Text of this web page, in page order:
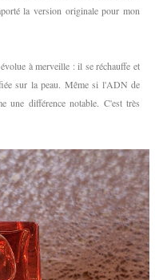
la version originale pour mon
évolue à merveille : il se réchauffe et
sur la peau. Même si l'ADN de
une différence notable. C'est très